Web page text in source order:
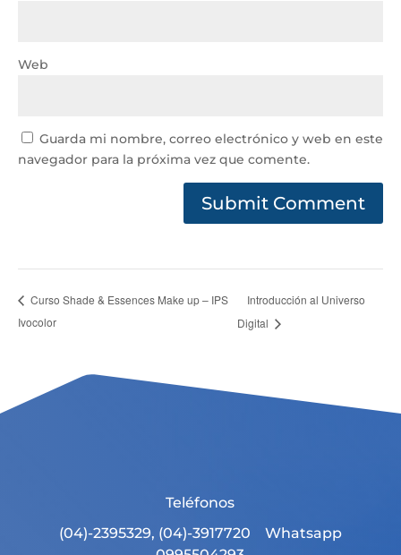
Web
Guarda mi nombre, correo electrónico y web en este
navegador para la próxima vez que comente.
Curso Shade & Essences Make up – IPS
Ivocolor
Introducción al Universo
Digital
Teléfonos
(04)-2395329, (04)-3917720 Whatsapp